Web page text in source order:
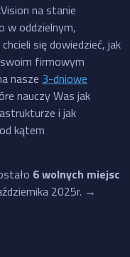
na stanie
w oddzielnym,
się dowiedzieć, jak
firmowym
nasze 3-dniowe
nauczy Was jak
i jak
kątem
6 wolnych miejsc
2025r. →